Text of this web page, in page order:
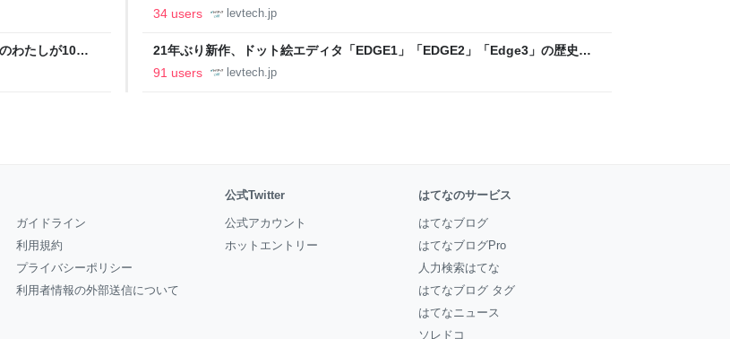
東京・中央
ること【フォーカス】 - レバテックLAB
34 users levtech.jp
わたしが10年
21年ぶり新作、ドット絵エディタ「EDGE1」「EDGE2」「Edge3」の歴史に
ついて作者に聞く【フォーカス】 - レバテックLAB
91 users levtech.jp
ガイドライン
利用規約
プライバシーポリシー
利用者情報の外部送信について
公式Twitter
公式アカウント
ホットエントリー
はてなのサービス
はてなブログ
はてなブログPro
人力検索はてな
はてなブログ タグ
はてなニュース
ソレドコ